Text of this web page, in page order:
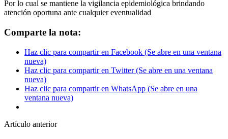
Por lo cual se mantiene la vigilancia epidemiológica brindando
atención oportuna ante cualquier eventualidad
Comparte la nota:
Haz clic para compartir en Facebook (Se abre en una ventana
nueva)
Haz clic para compartir en Twitter (Se abre en una ventana
nueva)
Haz clic para compartir en WhatsApp (Se abre en una
ventana nueva)
Artículo anterior